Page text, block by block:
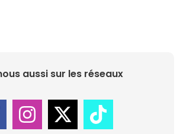
aussi sur les réseaux